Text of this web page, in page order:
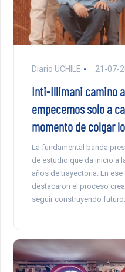
Diario UCHILE 21-07-
Inti-Illimani camino a
empecemos solo a
momento de colgar
La fundamental banda
de estudio que da inicio a
años de trayectoria. En
destacaron el proceso
seguir construyendo futuro.